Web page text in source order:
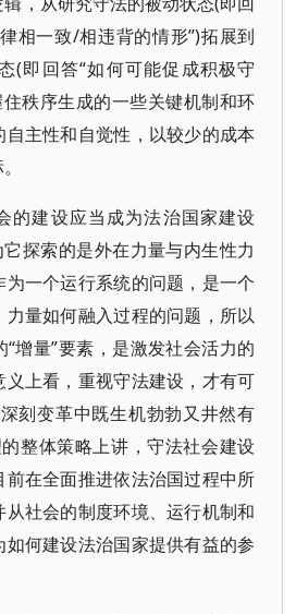
相一致/相违背的情形”)拓展到
(即回答“如何可能促成积极守
秩序生成的一些关键机制和环
主性和自觉性，以较少的成本
的建设应当成为法治国家建设
它探索的是外在力量与内生性力
一个运行系统的问题，是一个
量如何融入过程的问题，所以
增量”要素，是激发社会活力的
上看，重视守法建设，才有可
刻变革中既生机勃勃又井然有
整体策略上讲，守法社会建设
在全面推进依法治国过程中所
社会的制度环境、运行机制和
何建设法治国家提供有益的参